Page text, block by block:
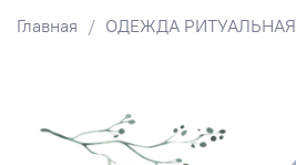
Главная ОДЕЖДА РИТУАЛЬНАЯ